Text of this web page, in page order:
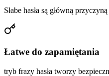
Słabe hasła są główną
Łatwe do zapamiętania
tryb frazy hasła tworzy